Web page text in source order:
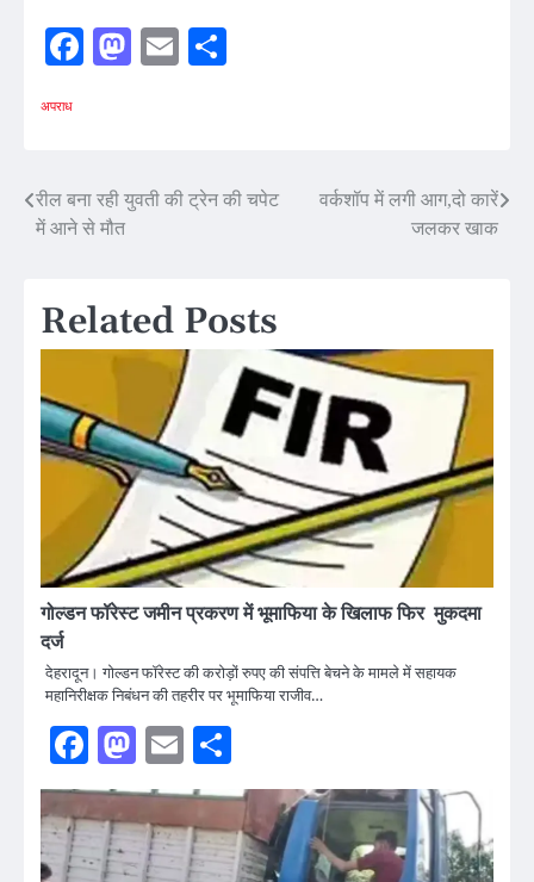
Facebook
Mastodon
Email
अपराध
Post
रील बना रही युवती की ट्रेन की चपेट
में आने से मौत
वर्कशॉप में लगी आग,दो कारें
जलकर खाक
Related Posts
गोल्डन फॉरेस्ट जमीन प्रकरण में भूमाफिया के खिलाफ फिर मुकदमा
दर्ज
देहरादून। गोल्डन फॉरेस्ट की करोड़ों रुपए की संपत्ति बेचने के मामले में सहायक
महानिरीक्षक निबंधन की तहरीर पर भूमाफिया राजीव…
Facebook
Mastodon
Email